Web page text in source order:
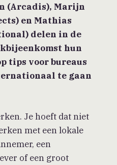
(Arcadis), Marijn
en Mathias
delen in de
hun
tips voor bureaus
te gaan
Je hoeft dat niet
met een lokale
een
of een groot